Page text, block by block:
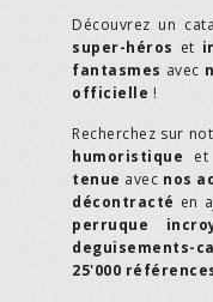
Découvrez un
super-héros et
fantasmes avec
officielle !
Recherchez sur
humoristique et
tenue avec nos
décontracté en
perruque
deguisements-
25'000